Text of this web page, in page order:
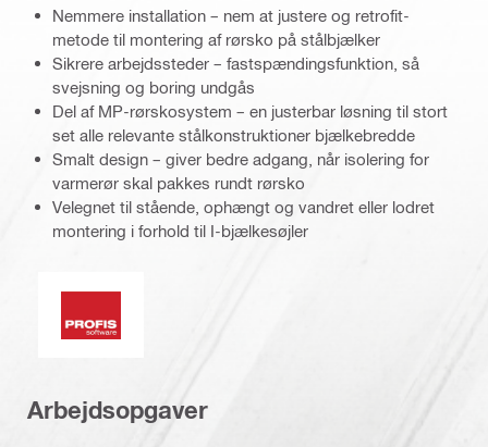
Nemmere installation – nem at justere og retrofit-
metode til montering af rørsko på stålbjælker
Sikrere arbejdssteder – fastspændingsfunktion, så
svejsning og boring undgås
Del af MP-rørskosystem – en justerbar løsning til stort
set alle relevante stålkonstruktioner bjælkebredde
Smalt design – giver bedre adgang, når isolering for
varmerør skal pakkes rundt rørsko
Velegnet til stående, ophængt og vandret eller lodret
montering i forhold til I-bjælkesøjler
PROFIS-software
Arbejdsopgaver